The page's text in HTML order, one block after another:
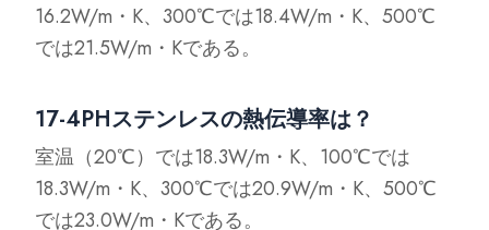
16.2W/m・K、300℃では18.4W/m・K、500℃
では21.5W/m・Kである。
17-4PHステンレスの熱伝導率は？
室温（20℃）では18.3W/m・K、100℃では
18.3W/m・K、300℃では20.9W/m・K、500℃
では23.0W/m・Kである。